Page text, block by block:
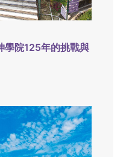
學院125年的挑戰與